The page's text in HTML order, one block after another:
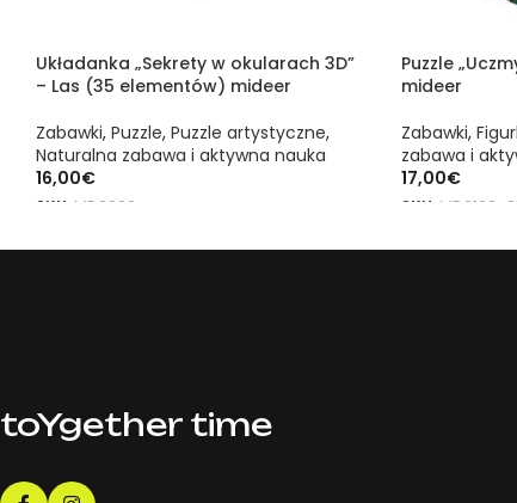
Układanka „Sekrety w okularach 3D”
– Las (35 elementów) mideer
Zabawki, Puzzle, Puzzle artystyczne,
Naturalna zabawa i aktywna nauka
16,00€
SKU: MD3096
Puzzle
mideer
Zabawki,
zabawa i
17,00€
SKU: MD3198-
toYgether time